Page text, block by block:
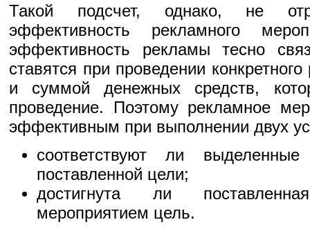
Такой подсчет, однако, не
эффективность рекламного
эффективность рекламы тесно
ставятся при проведении
и суммой денежных средств,
проведение. Поэтому рекламное
эффективным при выполнении двух
соответствуют ли
поставленной цели;
достигнута ли
мероприятием цель.